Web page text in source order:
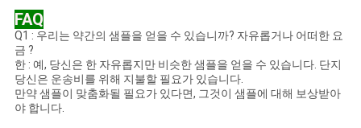
FAQ
Q1 : 우리는 약간의 샘플을 얻을 수 있습니까? 자유롭거나 어떠한 요
금 ?
한 : 예, 당신은 한 자유롭지만 비슷한 샘플을 얻을 수 있습니다. 단지
당신은 운송비를 위해 지불할 필요가 있습니다.
만약 샘플이 맞춤화될 필요가 있다면, 그것이 샘플에 대해 보상받아
야 합니다.